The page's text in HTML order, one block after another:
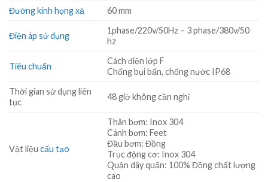
Đường kính họng xả
60 mm
Điện áp sử dụng
1phase/220v/50Hz – 3 phase/380v/50
hz
Tiêu chuẩn
Cách điện lớp F
Chống bụi bẩn, chống nước IP68
Thời gian sử dụng liên
tục
48 giờ không cần nghỉ
Vật liệu cấu tạo
Thân bơm: Inox 304
Cánh bơm: Feet
Đầu bơm: Đồng
Trục động cơ: Inox 304
Quận dây quấn: 100% Đồng chất lượng
cao